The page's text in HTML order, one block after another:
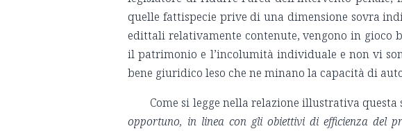
quelle fattispecie prive di una dimensione sovra
edittali relativamente contenute, vengono in
il patrimonio e l’incolumità individuale e non vi
bene giuridico leso che ne minano la capacità di
Come si legge nella relazione illustrativa
opportuno, in linea con gli obiettivi di efficienza del